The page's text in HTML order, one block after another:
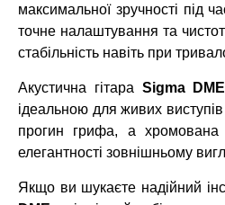
максимальної зручності під
точне налаштування та
стабільність навіть при
Акустична гітара Sigma DME
ідеальною для живих
прогин грифа, а хромована
елегантності зовнішньому
Якщо ви шукаєте надійний